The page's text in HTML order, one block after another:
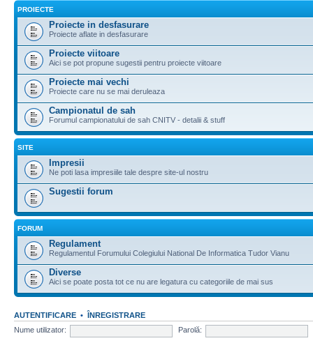
PROIECTE
Proiecte in desfasurare
Proiecte aflate in desfasurare
Proiecte viitoare
Aici se pot propune sugestii pentru proiecte viitoare
Proiecte mai vechi
Proiecte care nu se mai deruleaza
Campionatul de sah
Forumul campionatului de sah CNITV - detalii & stuff
SITE
Impresii
Ne poti lasa impresiile tale despre site-ul nostru
Sugestii forum
FORUM
Regulament
Regulamentul Forumului Colegiului National De Informatica Tudor Vianu
Diverse
Aici se poate posta tot ce nu are legatura cu categoriile de mai sus
AUTENTIFICARE • ÎNREGISTRARE
Nume utilizator:
Parolă: